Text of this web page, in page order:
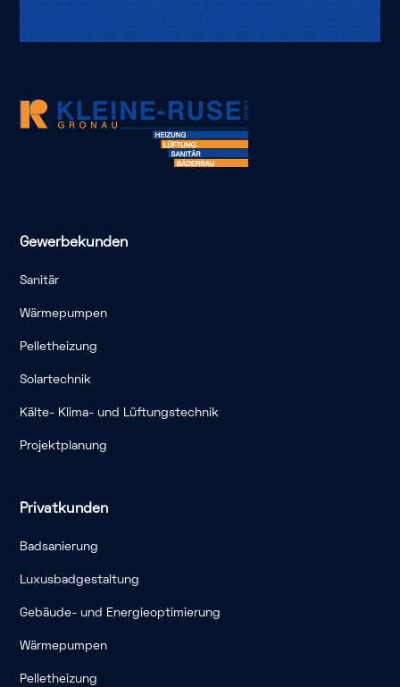
Gewerbekunden
Sanitär
Wärmepumpen
Pelletheizung
Solartechnik
Kälte- Klima- und Lüftungstechnik
Projektplanung
Privatkunden
Badsanierung
Luxusbadgestaltung
Gebäude- und Energieoptimierung
Wärmepumpen
Pelletheizung